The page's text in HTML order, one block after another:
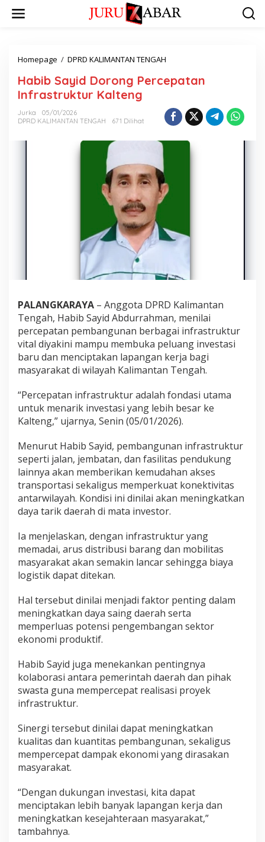
Homepage / DPRD KALIMANTAN TENGAH
Habib Sayid Dorong Percepatan
Infrastruktur Kalteng
Jurka
05/01/2026
DPRD KALIMANTAN TENGAH
671 Dilihat
PALANGKARAYA – Anggota DPRD Kalimantan
Tengah, Habib Sayid Abdurrahman, menilai
percepatan pembangunan berbagai infrastruktur
vital diyakini mampu membuka peluang investasi
baru dan menciptakan lapangan kerja bagi
masyarakat di wilayah Kalimantan Tengah.
“Percepatan infrastruktur adalah fondasi utama
untuk menarik investasi yang lebih besar ke
Kalteng,” ujarnya, Senin (05/01/2026).
Menurut Habib Sayid, pembangunan infrastruktur
seperti jalan, jembatan, dan fasilitas pendukung
lainnya akan memberikan kemudahan akses
transportasi sekaligus memperkuat konektivitas
antarwilayah. Kondisi ini dinilai akan meningkatkan
daya tarik daerah di mata investor.
Ia menjelaskan, dengan infrastruktur yang
memadai, arus distribusi barang dan mobilitas
masyarakat akan semakin lancar sehingga biaya
logistik dapat ditekan.
Hal tersebut dinilai menjadi faktor penting dalam
meningkatkan daya saing daerah serta
memperluas potensi pengembangan sektor
ekonomi produktif.
Habib Sayid juga menekankan pentingnya
kolaborasi antara pemerintah daerah dan pihak
swasta guna mempercepat realisasi proyek
infrastruktur.
Sinergi tersebut dinilai dapat meningkatkan
kualitas dan kuantitas pembangunan, sekaligus
mempercepat dampak ekonomi yang dirasakan
masyarakat.
“Dengan dukungan investasi, kita dapat
menciptakan lebih banyak lapangan kerja dan
meningkatkan kesejahteraan masyarakat,”
tambahnya.